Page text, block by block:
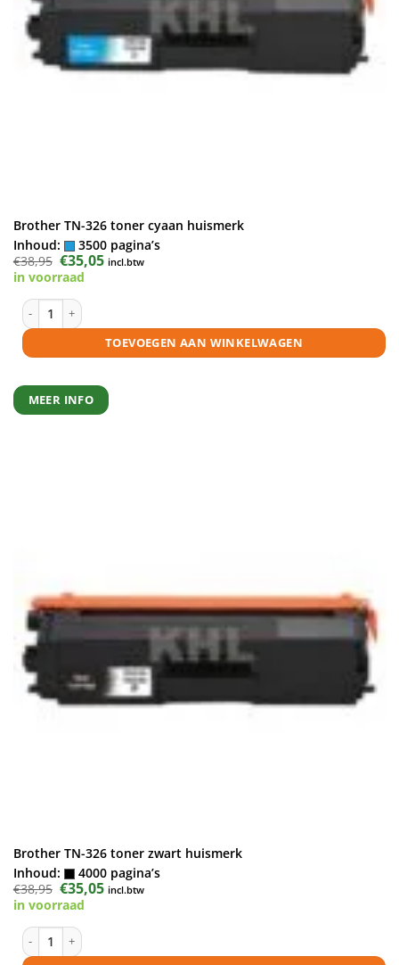
Brother TN-326 toner cyaan huismerk
Inhoud:
3500 pagina’s
€38,95 Oorspronkelijke
prijs
was:
€35,05Huidige
prijs
incl.btw
in voorraad
Brother TN-326 toner cyaan huismerk aantal
TOEVOEGEN AAN WINKELWAGEN
MEER INFO
Brother TN-326 toner zwart huismerk
Inhoud:
4000 pagina’s
€38,95 Oorspronkelijke
prijs
was:
€35,05Huidige
prijs
incl.btw
in voorraad
Brother TN-326 toner zwart huismerk aantal